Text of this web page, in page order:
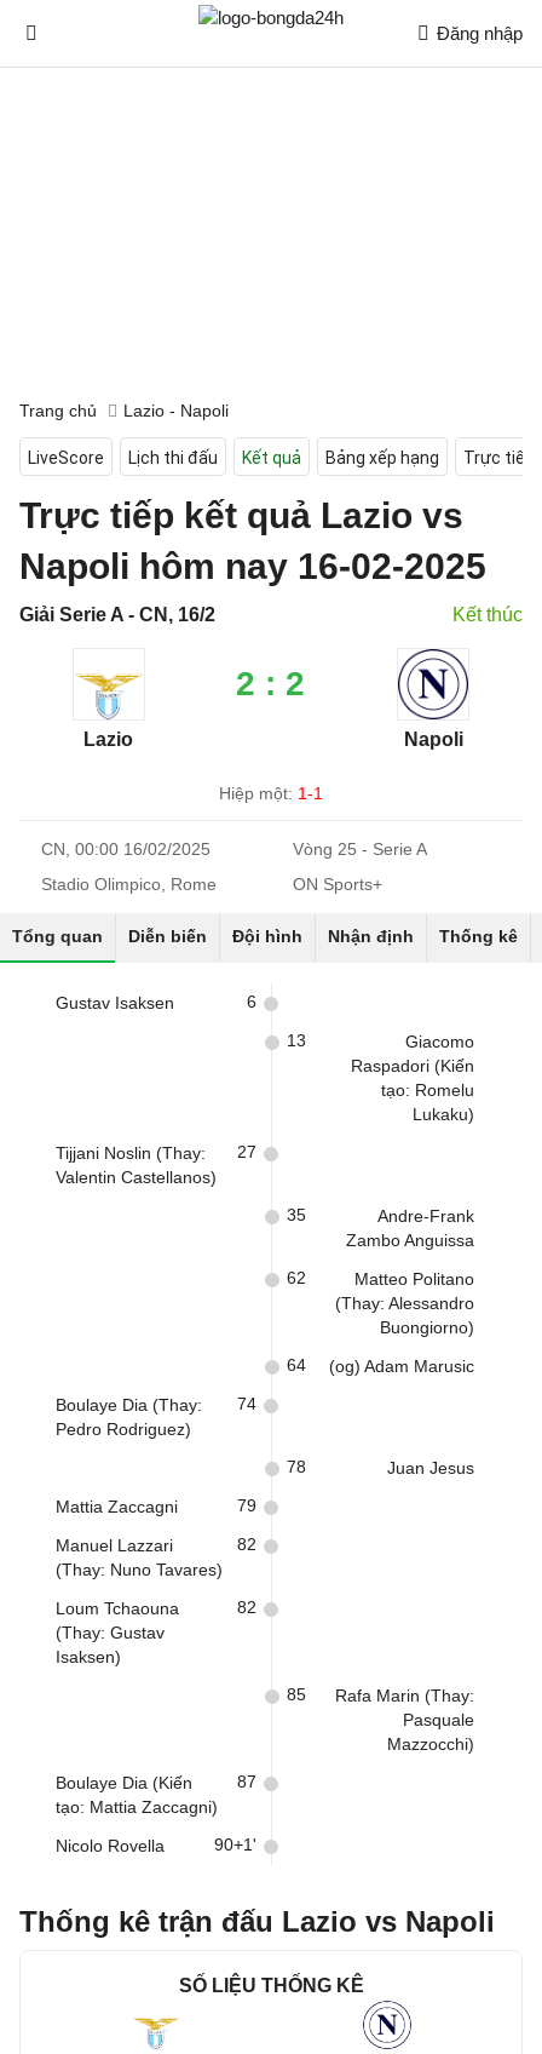
Đăng nhập
Trang chủ Lazio - Napoli
LiveScore Lịch thi đấu Kết quả Bảng xếp hạng Trực tiếp
Trực tiếp kết quả Lazio vs
Napoli hôm nay 16-02-2025
Giải Serie A - CN, 16/2 Kết thúc
Lazio
2 : 2
Napoli
Hiệp một: 1-1
CN, 00:00 16/02/2025
Vòng 25 - Serie A
Stadio Olimpico, Rome
ON Sports+
Tổng quan Diễn biến Đội hình Nhận định Thống kê
Gustav Isaksen 6
Giacomo
Raspadori (Kiến
tạo: Romelu
Lukaku)
13
Tijjani Noslin (Thay:
Valentin Castellanos)
27
Andre-Frank
Zambo Anguissa
35
Matteo Politano
(Thay: Alessandro
Buongiorno)
62
(og) Adam Marusic
64
Boulaye Dia (Thay:
Pedro Rodriguez)
74
Juan Jesus
78
Mattia Zaccagni 79
Manuel Lazzari
(Thay: Nuno Tavares)
82
Loum Tchaouna
(Thay: Gustav
Isaksen)
82
Rafa Marin (Thay:
Pasquale
Mazzocchi)
85
Boulaye Dia (Kiến
tạo: Mattia Zaccagni)
87
Nicolo Rovella 90+1'
Thống kê trận đấu Lazio vs Napoli
SỐ LIỆU THỐNG KÊ